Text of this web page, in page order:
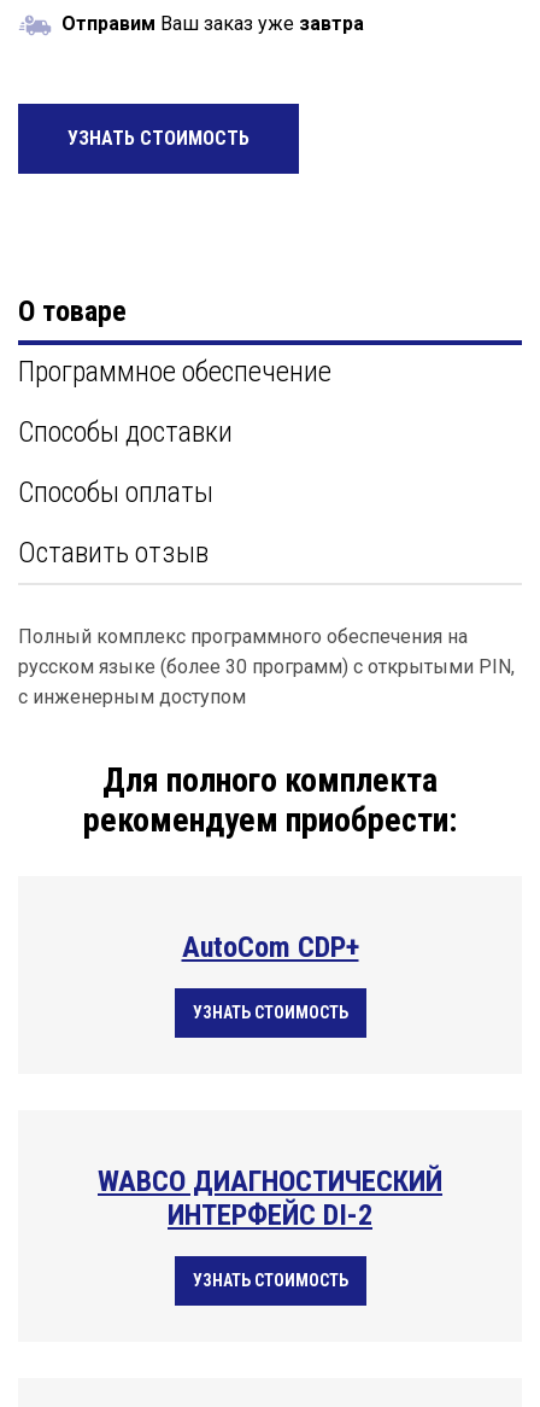
Отправим Ваш заказ уже завтра
УЗНАТЬ СТОИМОСТЬ
О товаре
Программное обеспечение
Способы доставки
Способы оплаты
Оставить отзыв
Полный комплекс программного обеспечения на
русском языке (более 30 программ) с открытыми PIN,
с инженерным доступом
Для полного комплекта
рекомендуем приобрести:
AutoCom CDP+
УЗНАТЬ СТОИМОСТЬ
WABCO ДИАГНОСТИЧЕСКИЙ
ИНТЕРФЕЙС DI-2
УЗНАТЬ СТОИМОСТЬ